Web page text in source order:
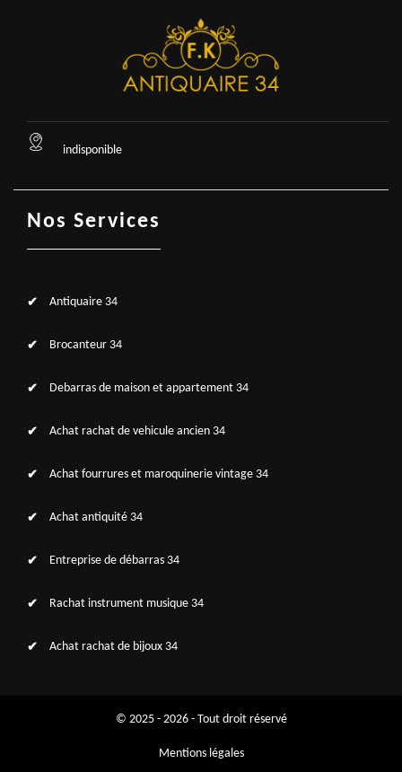
indisponible
Nos Services
Antiquaire 34
Brocanteur 34
Debarras de maison et appartement 34
Achat rachat de vehicule ancien 34
Achat fourrures et maroquinerie vintage 34
Achat antiquité 34
Entreprise de débarras 34
Rachat instrument musique 34
Achat rachat de bijoux 34
© 2025 - 2026 - Tout droit réservé
Mentions légales